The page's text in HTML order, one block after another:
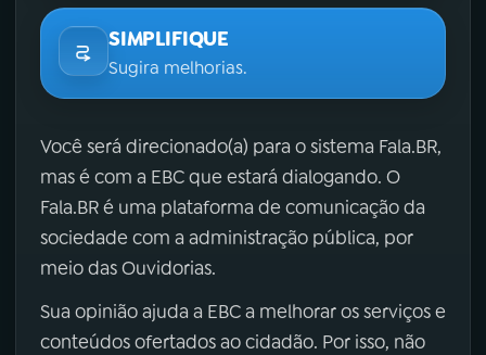
SIMPLIFIQUE
Sugira melhorias.
Você será direcionado(a) para o sistema Fala.BR,
mas é com a EBC que estará dialogando. O
Fala.BR é uma plataforma de comunicação da
sociedade com a administração pública, por
meio das Ouvidorias.
Sua opinião ajuda a EBC a melhorar os serviços e
conteúdos ofertados ao cidadão. Por isso, não